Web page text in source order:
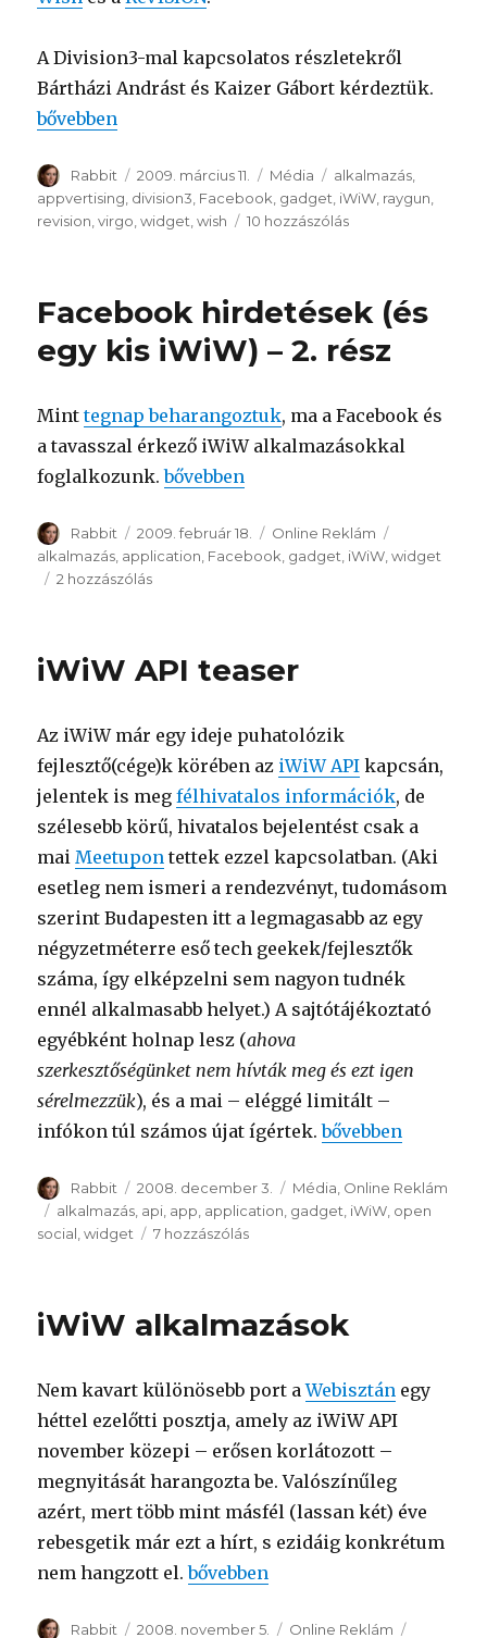
A Division3-mal kapcsolatos részletekről
Bártházi Andrást és Kaizer Gábort kérdeztük.
“Tolongás az appok piacán”
bővebben
Szerző
Rabbit Közzétéve
2009. március 11. Kategória
Média Címke
alkalmazás
appvertising division3 Facebook gadget iWiW raygun
revision ,virgo ,widget ,wish 10 hozzászólás
című
bejegyzéshez
Facebook hirdetések (és
egy kis iWiW) – 2. rész
Minttegnap beharangoztuk, ma a Facebook és
a tavasszal érkező iWiW alkalmazásokkal
foglalkozunk.“Facebook hirdetések (és egy kis
bővebben
Szerző
Rabbit Közzétéve
2009. február 18. Kategória
Online Reklám
alkalmazás, application, Facebook, gadget, iWiW,widget
2 hozzászólás
kis
2.
rész
című
bejegyzéshez
iWiW API teaser
Az iWiW már egy ideje puhatolózik
fejlesztő(cége)k körében az iWiW API kapcsán,
jelentek is megfélhivatalos információk, de
szélesebb körű, hivatalos bejelentést csak a
maiMeetupon tettek ezzel kapcsolatban. (Aki
esetleg nem ismeri a rendezvényt, tudomásom
szerint Budapesten itt a legmagasabb az egy
négyzetméterre eső tech geekek/fejlesztők
száma, így elképzelni sem nagyon tudnék
ennél alkalmasabb helyet.) A sajtótájékoztató
egyébként holnap lesz (ahova
szerkesztőségünket nem hívták meg és ezt igen
sérelmezzük), és a mai – eléggé limitált –
infókon túl számos újat ígértek.“iWiW API teaser”
bővebben
Szerző
Rabbit Közzétéve
2008. december 3. Kategória
Média, Online Reklám
Címke
alkalmazás, api, app, application, gadget, iWiW, open
social,widget 7 hozzászólás
bejegyzéshez
iWiW alkalmazások
Nem kavart különösebb port aWebisztán egy
héttel ezelőtti posztja, amely az iWiW API
november közepi – erősen korlátozott –
megnyitását harangozta be. Valószínűleg
azért, mert több mint másfél (lassan két) éve
rebesgetik már ezt a hírt, s ezidáig konkrétum
nem hangzott el.“iWiW alkalmazások”
bővebben
Szerző
Rabbit Közzétéve
2008. november 5. Kategória
Online Reklám